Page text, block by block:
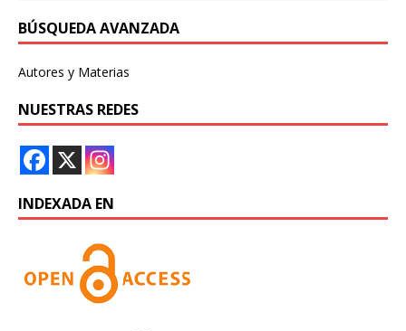
BÚSQUEDA AVANZADA
Autores y Materias
NUESTRAS REDES
INDEXADA EN